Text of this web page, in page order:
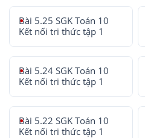
Bài 5.25 SGK Toán 10
Kết nối tri thức tập 1
Bài 5.24 SGK Toán 10
Kết nối tri thức tập 1
Bài 5.22 SGK Toán 10
Kết nối tri thức tập 1